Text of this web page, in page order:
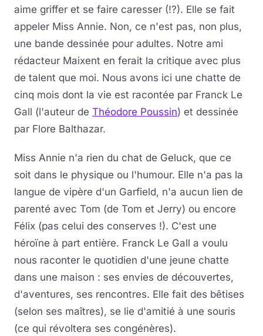
aime griffer et se faire caresser (!?). Elle se fait
appeler Miss Annie. Non, ce n'est pas, non plus,
une bande dessinée pour adultes. Notre ami
rédacteur Maixent en ferait la critique avec plus
de talent que moi. Nous avons ici une chatte de
cinq mois dont la vie est racontée par Franck Le
Gall (l'auteur de Théodore Poussin) et dessinée
par Flore Balthazar.
Miss Annie n'a rien du chat de Geluck, que ce
soit dans le physique ou l'humour. Elle n'a pas la
langue de vipère d'un Garfield, n'a aucun lien de
parenté avec Tom (de Tom et Jerry) ou encore
Félix (pas celui des conserves !). C'est une
héroïne à part entière. Franck Le Gall a voulu
nous raconter le quotidien d'une jeune chatte
dans une maison : ses envies de découvertes,
d'aventures, ses rencontres. Elle fait des bêtises
(selon ses maîtres), se lie d'amitié à une souris
(ce qui révoltera ses congénères).